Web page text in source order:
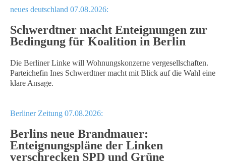
neues deutschland 07.08.2026:
Schwerdtner macht Enteignungen zur
Bedingung für Koalition in Berlin
Die Berliner Linke will Wohnungskonzerne vergesellschaften.
Parteichefin Ines Schwerdtner macht mit Blick auf die Wahl eine
klare Ansage.
Berliner Zeitung 07.08.2026:
Berlins neue Brandmauer:
Enteignungspläne der Linken
verschrecken SPD und Grüne